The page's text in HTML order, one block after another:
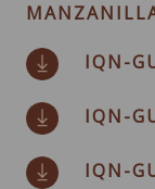
IQN-
IQN-
IQN-